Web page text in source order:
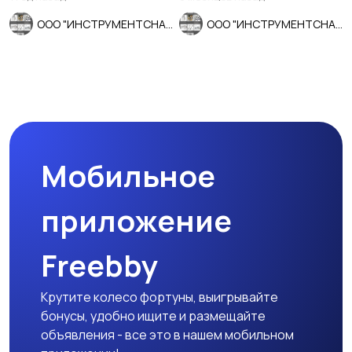
Мобильное
приложение
Freebby
Крутите колесо фортуны, выигрывайте
бонусы, удобно ищите и размещайте
объявления - все это в нашем мобильном